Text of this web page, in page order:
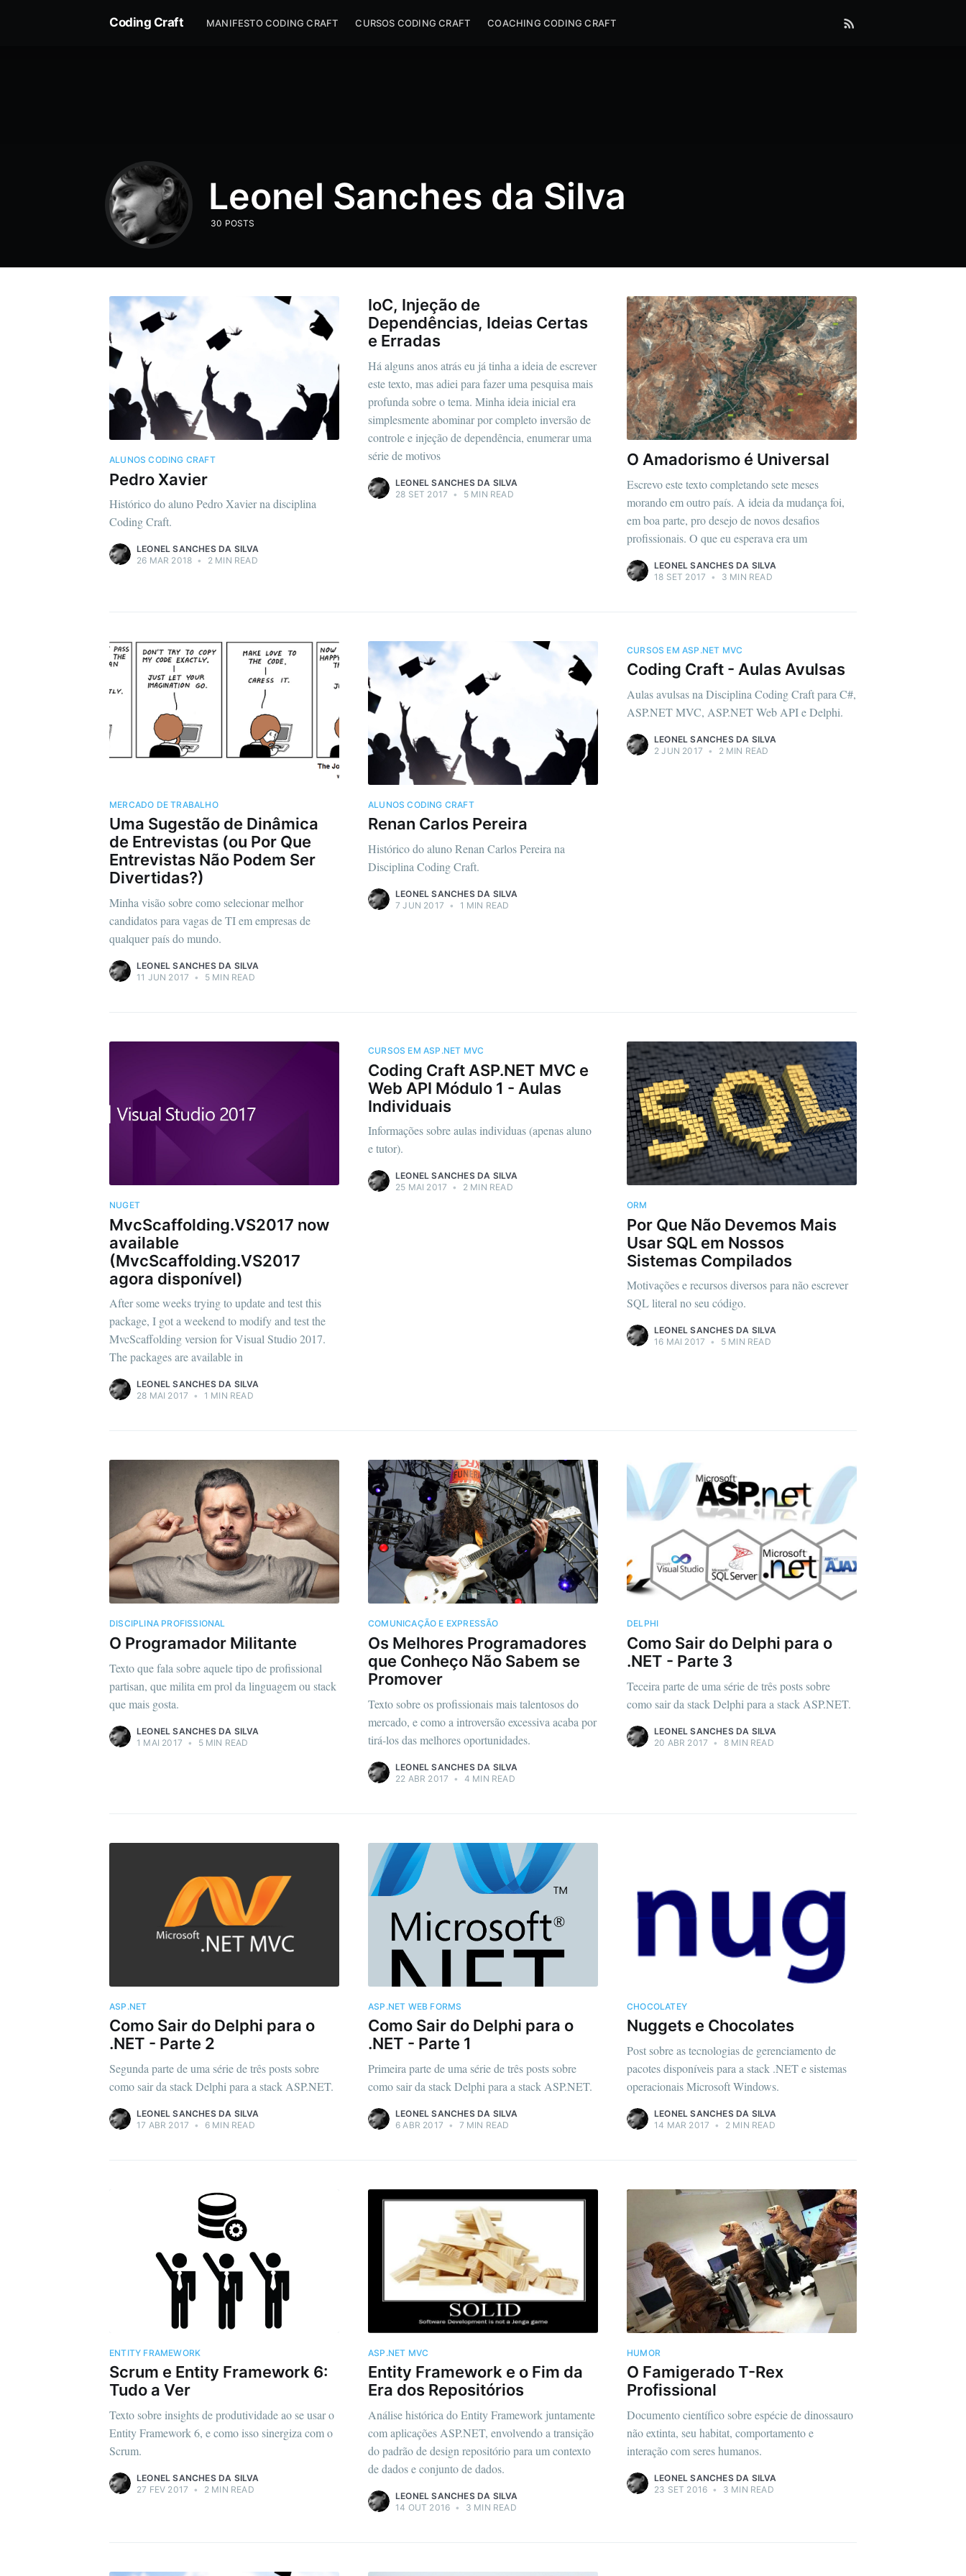
Coding Craft MANIFESTO CODING CRAFT CURSOS CODING CRAFT COACHING CODING CRAFT
Leonel Sanches da Silva
30 POSTS
ALUNOS CODING CRAFT
Pedro Xavier
Histórico do aluno Pedro Xavier na disciplina
Coding Craft.
LEONEL SANCHES DA SILVA
26 MAR 2018 • 2 MIN READ
IoC, Injeção de
Dependências, Ideias Certas
e Erradas
Há alguns anos atrás eu já tinha a ideia de escrever
este texto, mas adiei para fazer uma pesquisa mais
profunda sobre o tema. Minha ideia inicial era
simplesmente abominar por completo inversão de
controle e injeção de dependência, enumerar uma
série de motivos
LEONEL SANCHES DA SILVA
28 SET 2017 • 5 MIN READ
O Amadorismo é Universal
Escrevo este texto completando sete meses
morando em outro país. A ideia da mudança foi,
em boa parte, pro desejo de novos desafios
profissionais. O que eu esperava era um
LEONEL SANCHES DA SILVA
18 SET 2017 • 3 MIN READ
MERCADO DE TRABALHO
Uma Sugestão de Dinâmica
de Entrevistas (ou Por Que
Entrevistas Não Podem Ser
Divertidas?)
Minha visão sobre como selecionar melhor
candidatos para vagas de TI em empresas de
qualquer país do mundo.
LEONEL SANCHES DA SILVA
11 JUN 2017 • 5 MIN READ
ALUNOS CODING CRAFT
Renan Carlos Pereira
Histórico do aluno Renan Carlos Pereira na
Disciplina Coding Craft.
LEONEL SANCHES DA SILVA
7 JUN 2017 • 1 MIN READ
CURSOS EM ASP.NET MVC
Coding Craft - Aulas Avulsas
Aulas avulsas na Disciplina Coding Craft para C#,
ASP.NET MVC, ASP.NET Web API e Delphi.
LEONEL SANCHES DA SILVA
2 JUN 2017 • 2 MIN READ
NUGET
MvcScaffolding.VS2017 now
available
(MvcScaffolding.VS2017
agora disponível)
After some weeks trying to update and test this
package, I got a weekend to modify and test the
MvcScaffolding version for Visual Studio 2017.
The packages are available in
LEONEL SANCHES DA SILVA
28 MAI 2017 • 1 MIN READ
CURSOS EM ASP.NET MVC
Coding Craft ASP.NET MVC e
Web API Módulo 1 - Aulas
Individuais
Informações sobre aulas individuas (apenas aluno
e tutor).
LEONEL SANCHES DA SILVA
25 MAI 2017 •
2 MIN READ
ORM
Por Que Não Devemos Mais
Usar SQL em Nossos
Sistemas Compilados
Motivações e recursos diversos para não escrever
SQL literal no seu código.
LEONEL SANCHES DA SILVA
16 MAI 2017 • 5 MIN READ
DISCIPLINA PROFISSIONAL
O Programador Militante
Texto que fala sobre aquele tipo de profissional
partisan, que milita em prol da linguagem ou stack
que mais gosta.
LEONEL SANCHES DA SILVA
1 MAI 2017 • 5 MIN READ
COMUNICAÇÃO E EXPRESSÃO
Os Melhores Programadores
que Conheço Não Sabem se
Promover
Texto sobre os profissionais mais talentosos do
mercado, e como a introversão excessiva acaba por
tirá-los das melhores oportunidades.
LEONEL SANCHES DA SILVA
22 ABR 2017 • 4 MIN READ
DELPHI
Como Sair do Delphi para o
.NET - Parte 3
Teceira parte de uma série de três posts sobre
como sair da stack Delphi para a stack ASP.NET.
LEONEL SANCHES DA SILVA
20 ABR 2017 • 8 MIN READ
ASP.NET
Como Sair do Delphi para o
.NET - Parte 2
Segunda parte de uma série de três posts sobre
como sair da stack Delphi para a stack ASP.NET.
LEONEL SANCHES DA SILVA
17 ABR 2017 • 6 MIN READ
ASP.NET WEB FORMS
Como Sair do Delphi para o
.NET - Parte 1
Primeira parte de uma série de três posts sobre
como sair da stack Delphi para a stack ASP.NET.
LEONEL SANCHES DA SILVA
6 ABR 2017 • 7 MIN READ
CHOCOLATEY
Nuggets e Chocolates
Post sobre as tecnologias de gerenciamento de
pacotes disponíveis para a stack .NET e sistemas
operacionais Microsoft Windows.
LEONEL SANCHES DA SILVA
14 MAR 2017 • 2 MIN READ
ENTITY FRAMEWORK
Scrum e Entity Framework 6:
Tudo a Ver
Texto sobre insights de produtividade ao se usar o
Entity Framework 6, e como isso sinergiza com o
Scrum.
LEONEL SANCHES DA SILVA
27 FEV 2017 • 2 MIN READ
ASP.NET MVC
Entity Framework e o Fim da
Era dos Repositórios
Análise histórica do Entity Framework juntamente
com aplicações ASP.NET, envolvendo a transição
do padrão de design repositório para um contexto
de dados e conjunto de dados.
LEONEL SANCHES DA SILVA
14 OUT 2016 • 3 MIN READ
HUMOR
O Famigerado T-Rex
Profissional
Documento científico sobre espécie de dinossauro
não extinta, seu habitat, comportamento e
interação com seres humanos.
LEONEL SANCHES DA SILVA
23 SET 2016 • 3 MIN READ